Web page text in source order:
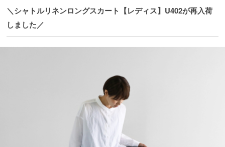
＼シャトルリネンロングスカート【レディス】U402が再入荷
しました／